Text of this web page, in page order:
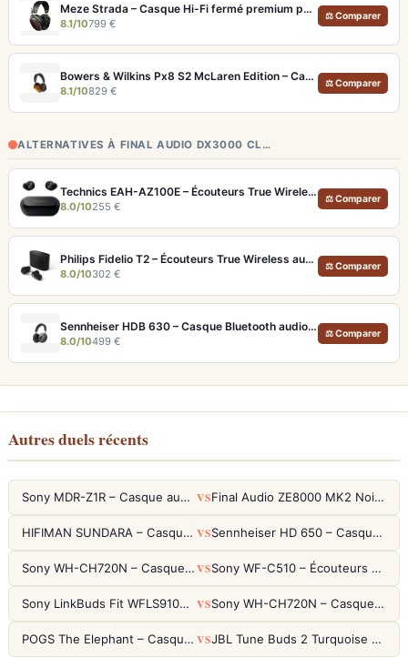
Meze Strada – Casque Hi-Fi fermé premium pour écoute immersive
8.1/10799 €
⚖ Comparer
Bowers & Wilkins Px8 S2 McLaren Edition – Casque ANC hi-fi luxe et son de référence
8.1/10829 €
⚖ Comparer
ALTERNATIVES À FINAL AUDIO DX3000 CL…
Technics EAH-AZ100E – Écouteurs True Wireless Hi-Res avec ANC adaptative et Dolby Atmos
8.0/10255 €
⚖ Comparer
Philips Fidelio T2 – Écouteurs True Wireless audiophiles avec ANC et autonomie record
8.0/10302 €
⚖ Comparer
Sennheiser HDB 630 – Casque Bluetooth audiophile 60h avec ANC adaptative
8.0/10499 €
⚖ Comparer
Autres duels récents
Sony MDR-Z1R – Casque audiophile fermé haute résolution VS Final Audio ZE8000 MK2 Noir – Écouteurs True Wireless audiophiles 8K Sound
HIFIMAN SUNDARA – Casque Planar Magnetic Ouvert Over-Ear Audiophile VS Sennheiser HD 650 – Casque audiophile ouvert pour l'écoute analytique
Sony WH-CH720N – Casque ANC 35h, Ultra-léger (192g) avec Processeur V1 VS Sony WF-C510 – Écouteurs True Wireless compacts, autonomie 22h et multipoint
Sony LinkBuds Fit WFLS910NW Blanc – Écouteurs Sport Ailes ANC VS Sony WH-CH720N – Casque ANC 35h, Ultra-léger (192g) avec Processeur V1
POGS The Elephant – Casque Filaire Enfants 85dB POGS-Safe™ (Éco-Responsable) VS JBL Tune Buds 2 Turquoise – Écouteurs True Wireless avec ANC et autonomie 48h